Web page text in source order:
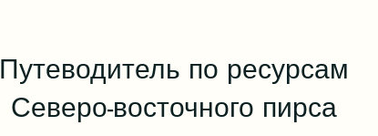
Путеводитель по ресурсам
Северо-восточного пирса